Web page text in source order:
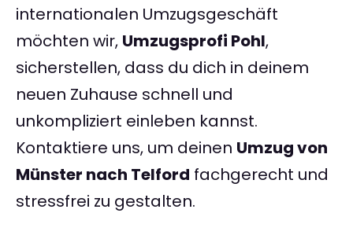
internationalen Umzugsgeschäft
möchten wir, Umzugsprofi Pohl,
sicherstellen, dass du dich in deinem
neuen Zuhause schnell und
unkompliziert einleben kannst.
Kontaktiere uns, um deinen Umzug von
Münster nach Telford fachgerecht und
stressfrei zu gestalten.